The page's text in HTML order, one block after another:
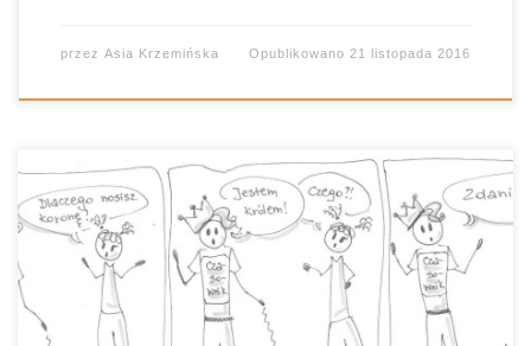
przez Asia Krzemińska Opublikowano 21 listopada 2016
W trzeciej klasie gimnazjum wiemy już (albo
powinniśmy wiedzieć) niemal wszystko o
częściach mowy. Kiedy ćwiczenia są rozwiązane,
a czujemy nadal niedosyt praktyki, włączmy
muzykę. Niech przemówi do nas choćby